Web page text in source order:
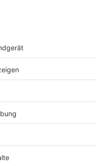
Problemportfolios. Nicht
braucht ein umfangreiches
Optimierung,
ist nicht, sofort Resultate zu
identifizieren
Daten und oft hybride
Unternehmen sollten
zu verbessern. Auch
Bestandteil einer